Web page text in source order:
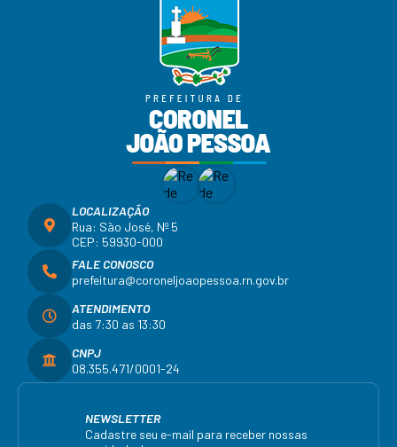
LOCALIZAÇÃO
Rua: São José, Nº 5
CEP: 59930-000
FALE CONOSCO
prefeitura@coroneljoaopessoa.rn.gov.br
ATENDIMENTO
das 7:30 as 13:30
CNPJ
08.355.471/0001-24
NEWSLETTER
Cadastre seu e-mail para receber nossas